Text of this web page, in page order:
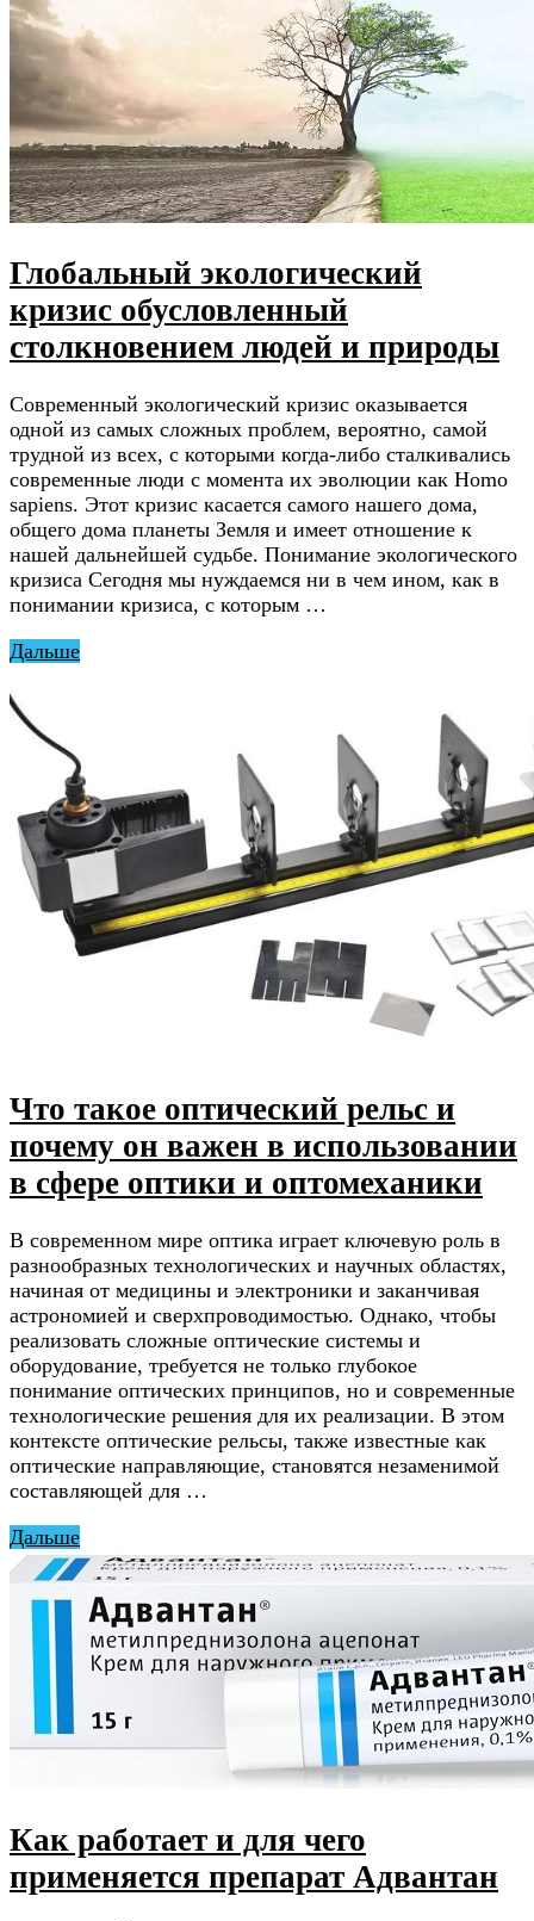
Глобальный экологический
кризис обусловленный
столкновением людей и природы
Современный экологический кризис оказывается
одной из самых сложных проблем, вероятно, самой
трудной из всех, с которыми когда-либо сталкивались
современные люди с момента их эволюции как Homo
sapiens. Этот кризис касается самого нашего дома,
общего дома планеты Земля и имеет отношение к
нашей дальнейшей судьбе. Понимание экологического
кризиса Сегодня мы нуждаемся ни в чем ином, как в
понимании кризиса, с которым …
Дальше
Что такое оптический рельс и
почему он важен в использовании
в сфере оптики и оптомеханики
В современном мире оптика играет ключевую роль в
разнообразных технологических и научных областях,
начиная от медицины и электроники и заканчивая
астрономией и сверхпроводимостью. Однако, чтобы
реализовать сложные оптические системы и
оборудование, требуется не только глубокое
понимание оптических принципов, но и современные
технологические решения для их реализации. В этом
контексте оптические рельсы, также известные как
оптические направляющие, становятся незаменимой
составляющей для …
Дальше
Как работает и для чего
применяется препарат Адвантан